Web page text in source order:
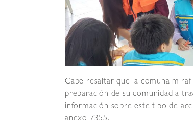
Cabe resaltar que la comuna
preparación de su comunidad a
información sobre este tipo de
anexo 7355.